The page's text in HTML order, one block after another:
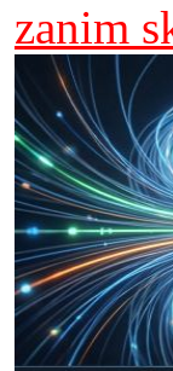
zanim